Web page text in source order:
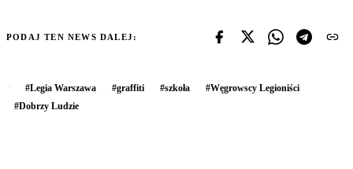
PODAJ TEN NEWS DALEJ:
#Legia Warszawa #graffiti #szkoła #Węgrowscy Legioniści
#Dobrzy Ludzie